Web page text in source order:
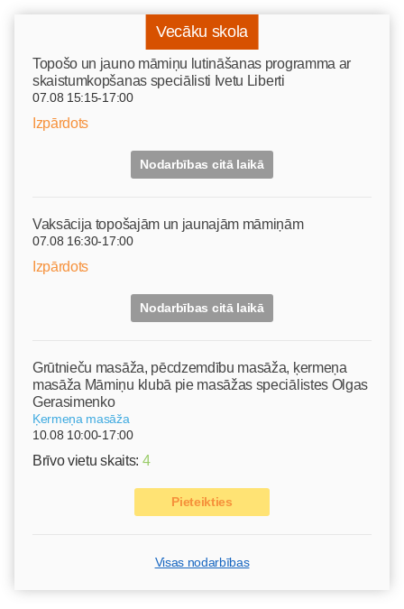
Vecāku skola
Topošo un jauno māmiņu lutināšanas programma ar
skaistumkopšanas speciālisti Ivetu Liberti
07.08 15:15-17:00
Izpārdots
Nodarbības citā laikā
Vaksācija topošajām un jaunajām māmiņām
07.08 16:30-17:00
Izpārdots
Nodarbības citā laikā
Grūtnieču masāža, pēcdzemdību masāža, ķermeņa
masāža Māmiņu klubā pie masāžas speciālistes Olgas
Gerasimenko
Ķermeņa masāža
10.08 10:00-17:00
Brīvo vietu skaits: 4
Pieteikties
Visas nodarbības